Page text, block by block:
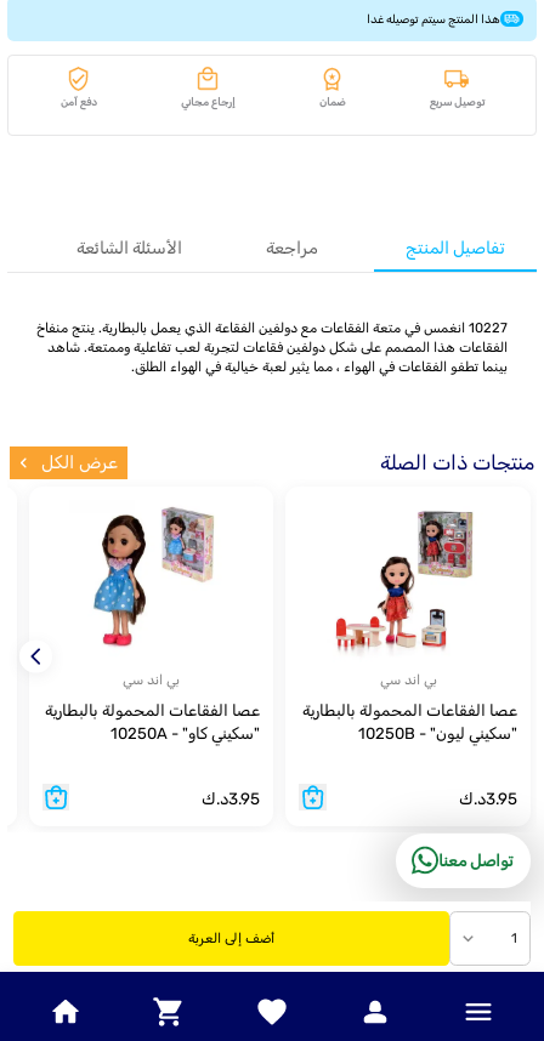
هذا المنتج سيتم توصيله غدا
1 أضف إلى العربة
توصيل سريع ضمان إرجاع مجاني دفع آمن
تفاصيل المنتج مراجعة الأسئلة الشائعة
10227 انغمس في متعة الفقاعات مع دولفين الفقاعة الذي يعمل بالبطارية. ينتج منفاخ
الفقاعات هذا المصمم على شكل دولفين فقاعات لتجربة لعب تفاعلية وممتعة. شاهد
بينما تطفو الفقاعات في الهواء ، مما يثير لعبة خيالية في الهواء الطلق.
منتجات ذات الصلة عرض الكل
بي اند سي
عصا الفقاعات المحمولة بالبطارية
"سكيني ليون" - 10250B
3.95د.ك
بي اند سي
عصا الفقاعات المحمولة بالبطارية
"سكيني كاو" - 10250A
3.95د.ك
تواصل معنا